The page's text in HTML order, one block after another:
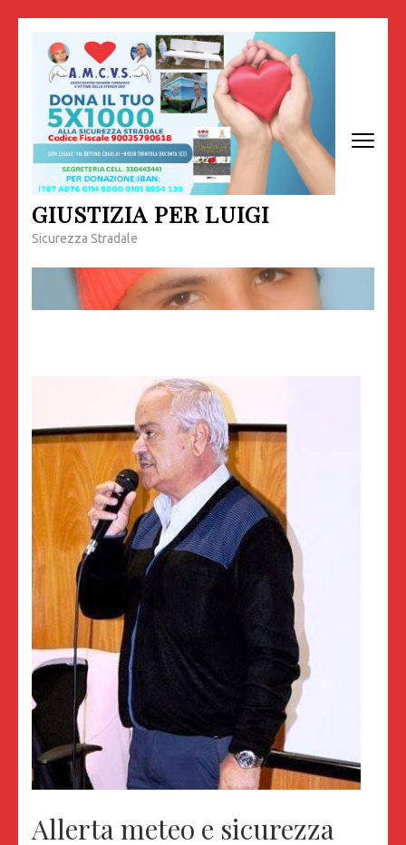
contenuto
(premi
invio)
GIUSTIZIA PER LUIGI
Sicurezza Stradale
Allerta meteo e sicurezza